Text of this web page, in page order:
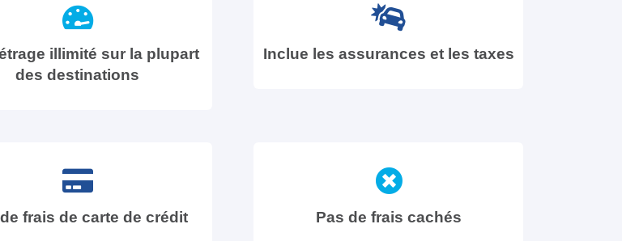
illimité sur la plupart
des destinations
Inclue les assurances et les taxes
frais de carte de crédit Pas de frais cachés